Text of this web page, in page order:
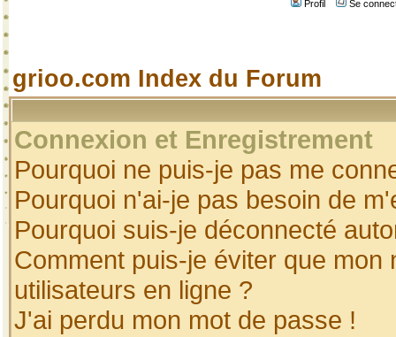
Profil
Se
grioo.com Index du Forum
Connexion et Enregistrement
Pourquoi ne puis-je pas me
Pourquoi n'ai-je pas besoin de
Pourquoi suis-je déconnecté
Comment puis-je éviter que
utilisateurs en ligne ?
J'ai perdu mon mot de passe !